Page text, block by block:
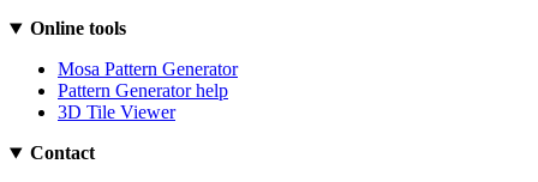
Online tools
Mosa Pattern Generator
Pattern Generator help
3D Tile Viewer
Contact